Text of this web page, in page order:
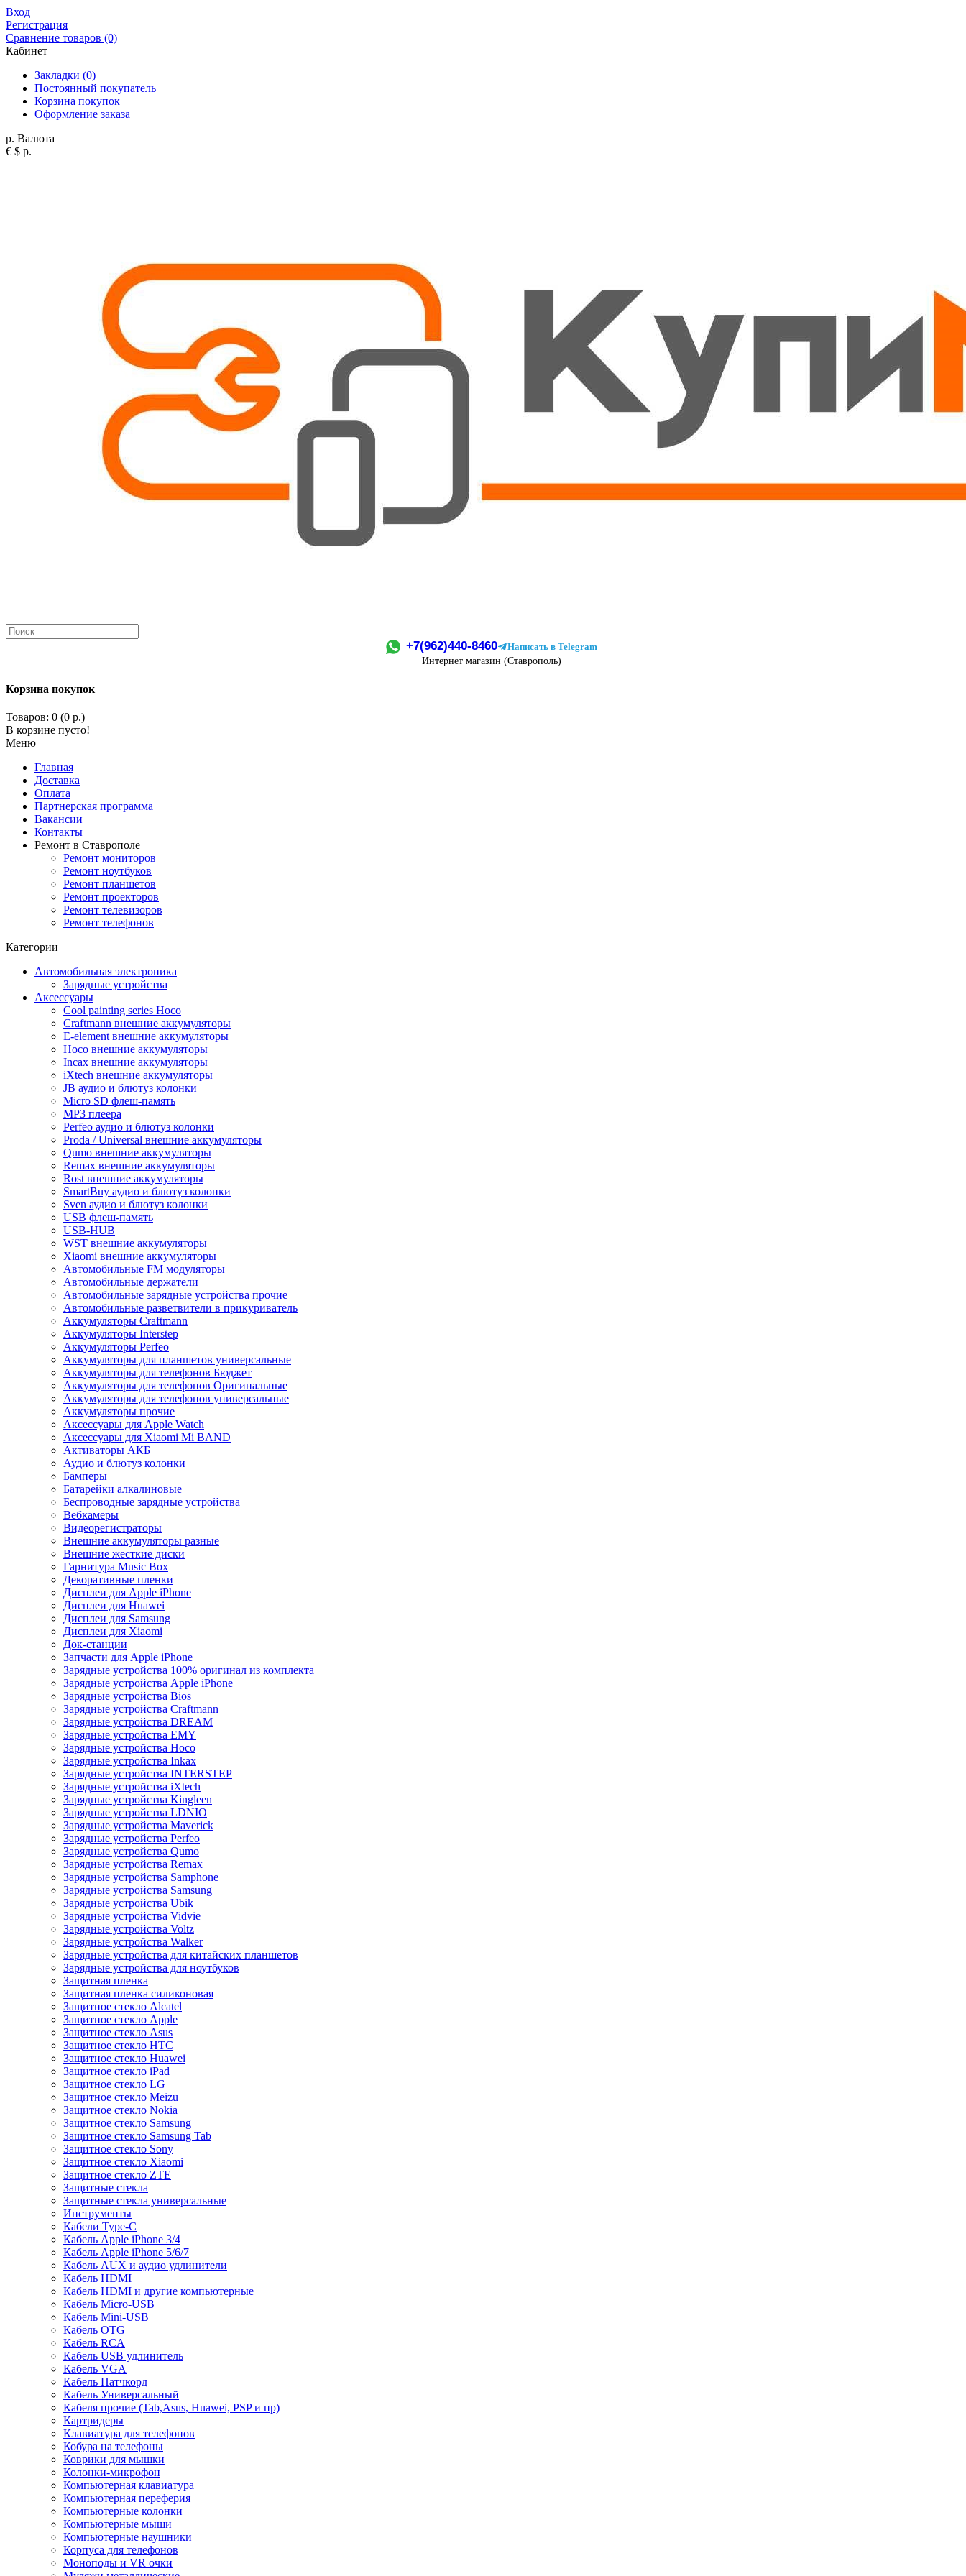
Вход |
Регистрация
Сравнение товаров (0)
Кабинет
Закладки (0)
Постоянный покупатель
Корзина покупок
Оформление заказа
р. Валюта
€ $ р.
+7(962)440-8460
Написать в Telegram
Интернет магазин (Ставрополь)
Корзина покупок
Товаров: 0 (0 р.)
В корзине пусто!
Меню
Главная
Доставка
Оплата
Партнерская программа
Вакансии
Контакты
Ремонт в Ставрополе
Ремонт мониторов
Ремонт ноутбуков
Ремонт планшетов
Ремонт проекторов
Ремонт телевизоров
Ремонт телефонов
Категории
Автомобильная электроника
Зарядные устройства
Аксессуары
Cool painting series Hoco
Craftmann внешние аккумуляторы
E-element внешние аккумуляторы
Hoco внешние аккумуляторы
Incax внешние аккумуляторы
iXtech внешние аккумуляторы
JB аудио и блютуз колонки
Micro SD флеш-память
MP3 плеера
Perfeo аудио и блютуз колонки
Proda / Universal внешние аккумуляторы
Qumo внешние аккумуляторы
Remax внешние аккумуляторы
Rost внешние аккумуляторы
SmartBuy аудио и блютуз колонки
Sven аудио и блютуз колонки
USB флеш-память
USB-HUB
WST внешние аккумуляторы
Xiaomi внешние аккумуляторы
Автомобильные FM модуляторы
Автомобильные держатели
Автомобильные зарядные устройства прочие
Автомобильные разветвители в прикуриватель
Аккумуляторы Craftmann
Аккумуляторы Interstep
Аккумуляторы Perfeo
Аккумуляторы для планшетов универсальные
Аккумуляторы для телефонов Бюджет
Аккумуляторы для телефонов Оригинальные
Аккумуляторы для телефонов универсальные
Аккумуляторы прочие
Аксессуары для Apple Watch
Аксессуары для Xiaomi Mi BAND
Активаторы АКБ
Аудио и блютуз колонки
Бамперы
Батарейки алкалиновые
Беспроводные зарядные устройства
Вебкамеры
Видеорегистраторы
Внешние аккумуляторы разные
Внешние жесткие диски
Гарнитура Music Box
Декоративные пленки
Дисплеи для Apple iPhone
Дисплеи для Huawei
Дисплеи для Samsung
Дисплеи для Xiaomi
Док-станции
Запчасти для Apple iPhone
Зарядные устройства 100% оригинал из комплекта
Зарядные устройства Apple iPhone
Зарядные устройства Bios
Зарядные устройства Craftmann
Зарядные устройства DREAM
Зарядные устройства EMY
Зарядные устройства Hoco
Зарядные устройства Inkax
Зарядные устройства INTERSTEP
Зарядные устройства iXtech
Зарядные устройства Kingleen
Зарядные устройства LDNIO
Зарядные устройства Maverick
Зарядные устройства Perfeo
Зарядные устройства Qumo
Зарядные устройства Remax
Зарядные устройства Samphone
Зарядные устройства Samsung
Зарядные устройства Ubik
Зарядные устройства Vidvie
Зарядные устройства Voltz
Зарядные устройства Walker
Зарядные устройства для китайских планшетов
Зарядные устройства для ноутбуков
Защитная пленка
Защитная пленка силиконовая
Защитное стекло Alcatel
Защитное стекло Apple
Защитное стекло Asus
Защитное стекло HTC
Защитное стекло Huawei
Защитное стекло iPad
Защитное стекло LG
Защитное стекло Meizu
Защитное стекло Nokia
Защитное стекло Samsung
Защитное стекло Samsung Tab
Защитное стекло Sony
Защитное стекло Xiaomi
Защитное стекло ZTE
Защитные стекла
Защитные стекла универсальные
Инструменты
Кабели Type-C
Кабель Apple iPhone 3/4
Кабель Apple iPhone 5/6/7
Кабель AUX и аудио удлинители
Кабель HDMI
Кабель HDMI и другие компьютерные
Кабель Micro-USB
Кабель Mini-USB
Кабель OTG
Кабель RCA
Кабель USB удлинитель
Кабель VGA
Кабель Патчкорд
Кабель Универсальный
Кабеля прочие (Tab,Asus, Huawei, PSP и пр)
Картридеры
Клавиатура для телефонов
Кобура на телефоны
Коврики для мышки
Колонки-микрофон
Компьютерная клавиатура
Компьютерная переферия
Компьютерные колонки
Компьютерные мыши
Компьютерные наушники
Корпуса для телефонов
Моноподы и VR очки